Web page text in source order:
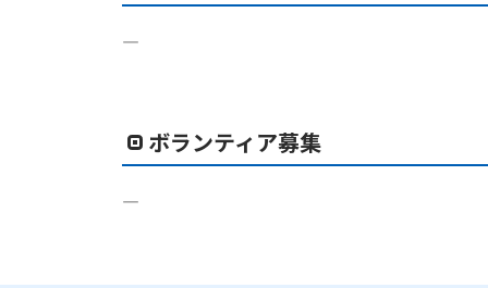
―
ボランティア募集
―